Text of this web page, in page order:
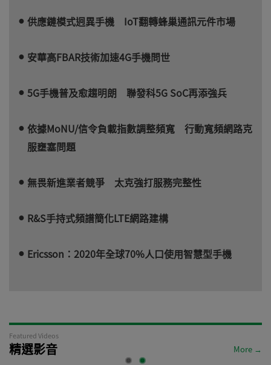
供應鏈模式迥異手機 IoT翻轉蜂巢通訊元件市場
安華高FBAR技術加速4G手機問世
5G手機普及愈趨明朗 聯發科5G SoC再添強兵
依據MoNU/信令負載指數調整頻寬 行動寬頻網路克
服壅塞問題
無畏新進業者競爭 太克強打服務完整性
R&S手持式頻譜簡化LTE網路建構
Ericsson：2020年全球70%人口使用智慧型手機
Featured Videos
精選影音 More →